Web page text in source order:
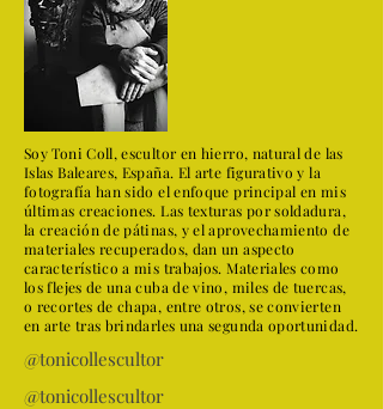
Soy Toni Coll, escultor en hierro, natural de las
Islas Baleares, España. El arte figurativo y la
fotografía han sido el enfoque principal en mis
últimas creaciones. Las texturas por soldadura,
la creación de pátinas, y el aprovechamiento de
materiales recuperados, dan un aspecto
característico a mis trabajos. Materiales como
los flejes de una cuba de vino, miles de tuercas,
o recortes de chapa, entre otros, se convierten
en arte tras brindarles una segunda oportunidad.
@tonicollescultor
@tonicollescultor